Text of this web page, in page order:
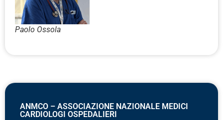
Paolo Ossola
ANMCO – ASSOCIAZIONE NAZIONALE MEDICI
CARDIOLOGI OSPEDALIERI